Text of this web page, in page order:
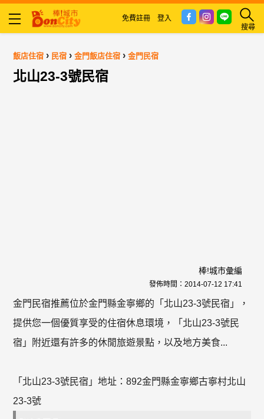
搜尋
免費註冊 登入
飯店住宿 › 民宿 ›金門飯店住宿 ›金門民宿
北山23-3號民宿
棒!城市彙編
發佈時間： 2014-07-12 17:41
金門民宿推薦位於金門縣金寧鄉的「北山23-3號民宿」，
提供您一個優質享受的住宿休息環境，「北山23-3號民
宿」附近還有許多的休閒旅遊景點，以及地方美食...
「北山23-3號民宿」地址：892金門縣金寧鄉古寧村北山
23-3號